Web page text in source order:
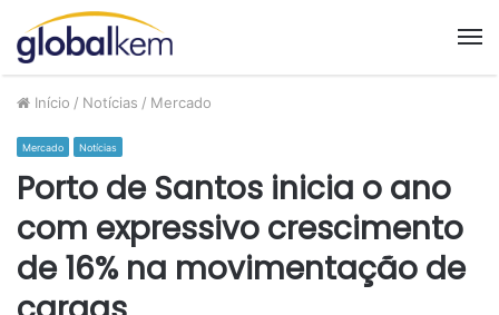
Início / Notícias / Mercado
Mercado Notícias
Porto de Santos inicia o ano
com expressivo crescimento
de 16% na movimentação de